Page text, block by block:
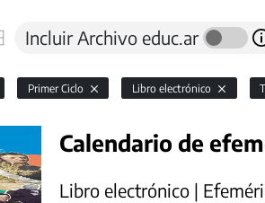
Incluir Archivo educ.ar
Primer Ciclo Libro electrónico
Calendario de
Libro electrónico |